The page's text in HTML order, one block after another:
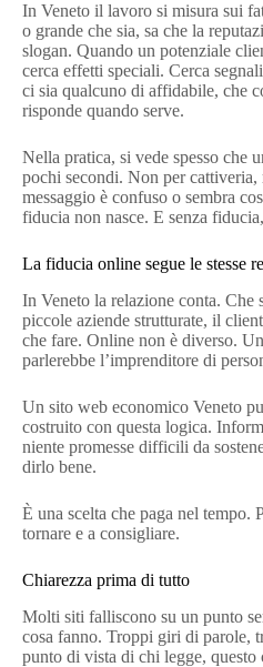
In Veneto il lavoro si misura sui
o grande che sia, sa che la
slogan. Quando un potenziale
cerca effetti speciali. Cerca
ci sia qualcuno di affidabile, che
risponde quando serve.
Nella pratica, si vede spesso che
pochi secondi. Non per cattiveria,
messaggio è confuso o sembra
fiducia non nasce. E senza
La fiducia online segue le stesse
In Veneto la relazione conta.
piccole aziende strutturate, il
che fare. Online non è diverso.
parlerebbe l’imprenditore di
Un sito web economico Veneto
costruito con questa logica.
niente promesse difficili da
dirlo bene.
È una scelta che paga nel tempo.
tornare e a consigliare.
Chiarezza prima di tutto
Molti siti falliscono su un punto
cosa fanno. Troppi giri di parole,
punto di vista di chi legge, questo